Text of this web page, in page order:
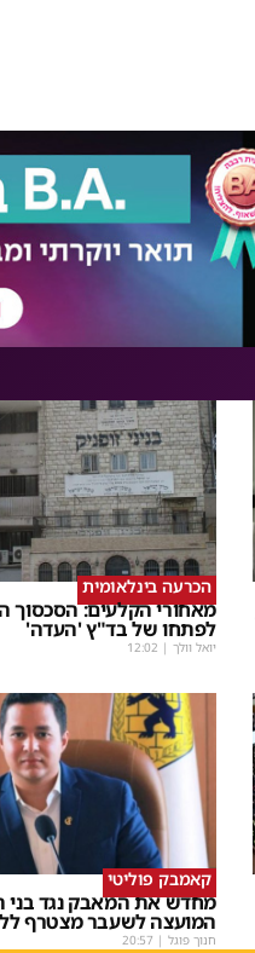
הכרעה בינלאומית
מאחורי הקלעים: הסכסוך
לפתחו של בד"ץ 'העדה'
יואל וולך |
12:02
קאמבק פוליטי
מחדש את המאבק נגד בני
המועצה לשעבר מצטרף
חנוך פוגל |
20:57